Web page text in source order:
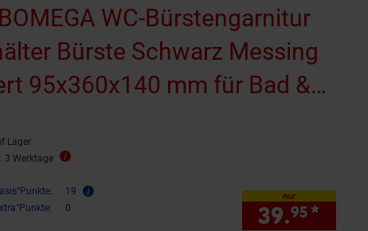
WC-Bürstengarnitur
Bürste Schwarz Messing
95x360x140 mm für Bad &
Lager
3 Werktage
19
0
nur
39.95 *